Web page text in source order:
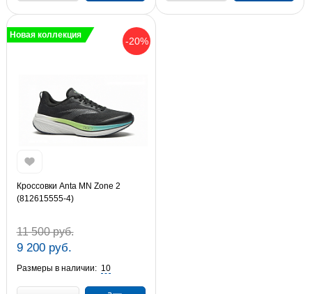
-20%
Новая коллекция
Кроссовки Anta MN Zone 2
(812615555-4)
11 500 руб.
9 200 руб.
Размеры в наличии: 10